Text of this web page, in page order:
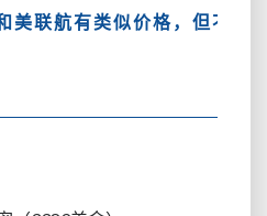
美联航有类似价格，但不能